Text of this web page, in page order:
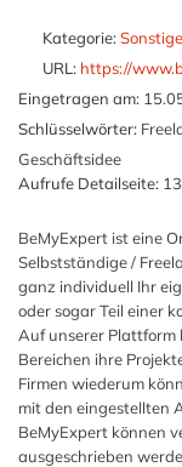
Kategorie:
URL: https://
Eingetragen am:
Schlüsselwörter:
Geschäftsidee
Aufrufe Detailseite:
BeMyExpert ist eine
Selbstständige /
ganz individuell Ihr
oder sogar Teil einer
Auf unserer Plattform
Bereichen ihre
Firmen wiederum
mit den eingestellten
BeMyExpert können
ausgeschrieben